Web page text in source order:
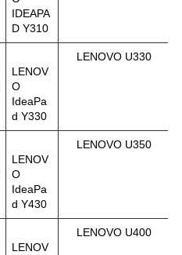
IDEAPA
D Y310
LENOV
O
IdeaPa
d Y330
LENOVO U330
LENOV
O
IdeaPa
d Y430
LENOVO U350
LENOV
LENOVO U400